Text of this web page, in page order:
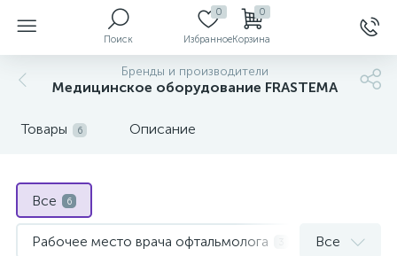
Поиск
0
Избранное
0
Корзина
Бренды и производители
Медицинское оборудование FRASTEMA
Товары 6 Описание
Все 6
Рабочее место врача офтальмолога Все